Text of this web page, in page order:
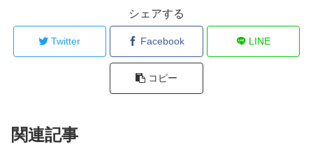
シェアする
Twitter Facebook LINE
コピー
関連記事